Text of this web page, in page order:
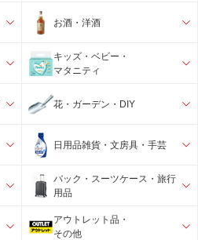
お酒・洋酒
キッズ・ベビー・
マタニティ
花・ガーデン・DIY
日用品雑貨・文房具・手芸
バック・スーツケース・旅行
用品
アウトレット品・
その他